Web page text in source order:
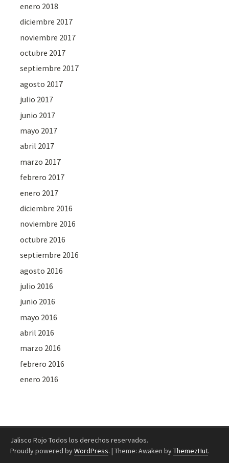
enero 2018
diciembre 2017
noviembre 2017
octubre 2017
septiembre 2017
agosto 2017
julio 2017
junio 2017
mayo 2017
abril 2017
marzo 2017
febrero 2017
enero 2017
diciembre 2016
noviembre 2016
octubre 2016
septiembre 2016
agosto 2016
julio 2016
junio 2016
mayo 2016
abril 2016
marzo 2016
febrero 2016
enero 2016
Jalisco Rojo Todos los derechos reservados.
Proudly powered byWordPress. | Theme: Awaken byThemezHut.